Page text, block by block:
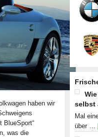
haben wir
BlueSport“
was die
selbst
Mal
über …